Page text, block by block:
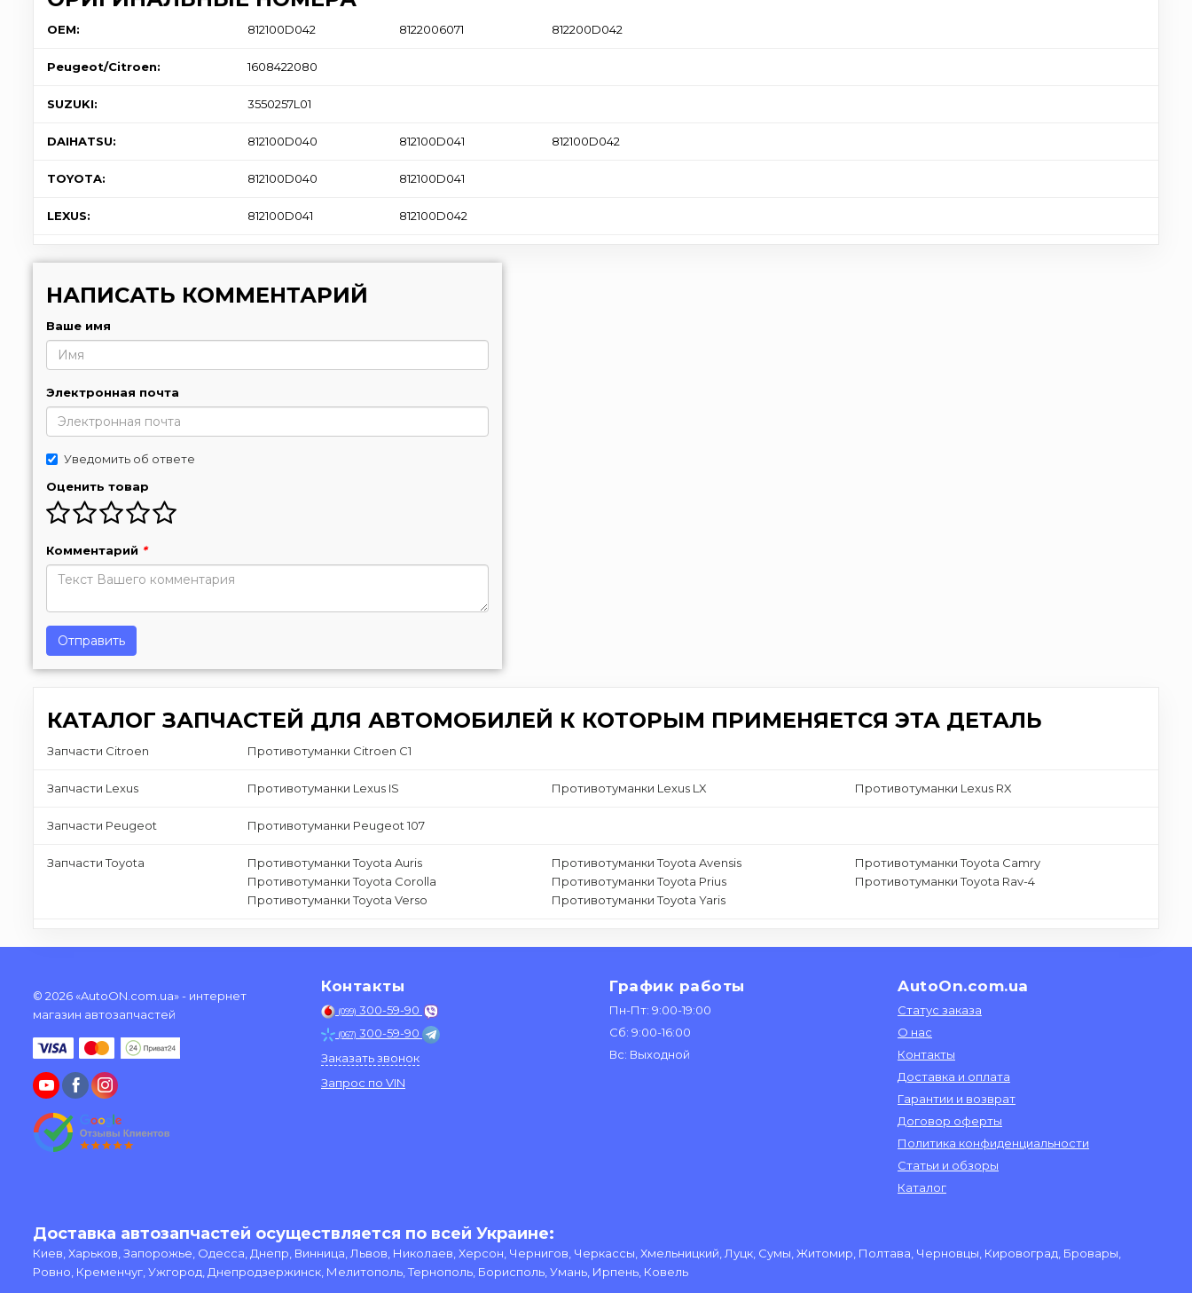
OEM: 812100D042 8122006071 812200D042
Peugeot/Citroen: 1608422080
SUZUKI: 3550257L01
DAIHATSU: 812100D040 812100D041 812100D042
TOYOTA: 812100D040 812100D041
LEXUS: 812100D041 812100D042
НАПИСАТЬ КОММЕНТАРИЙ
Ваше имя
Электронная почта
Уведомить об ответе
Оценить товар
Комментарий *
Отправить
КАТАЛОГ ЗАПЧАСТЕЙ ДЛЯ АВТОМОБИЛЕЙ К КОТОРЫМ ПРИМЕНЯЕТСЯ ЭТА ДЕТАЛЬ
Запчасти Citroen Противотуманки Citroen C1
Запчасти Lexus Противотуманки Lexus IS Противотуманки Lexus LX Противотуманки Lexus RX
Запчасти Peugeot Противотуманки Peugeot 107
Запчасти Toyota Противотуманки Toyota Auris Противотуманки Toyota Avensis
Противотуманки Toyota Camry
Противотуманки Toyota Corolla
Противотуманки Toyota Prius
Противотуманки Toyota Rav-4
Противотуманки Toyota Verso
Противотуманки Toyota Yaris
© 2026 «AutoON.com.ua» - интернет
магазин автозапчастей
Контакты
(099) 300-59-90
(067) 300-59-90
Заказать звонок
Запрос по VIN
График работы
Пн-Пт: 9:00-19:00
Сб: 9:00-16:00
Вс: Выходной
AutoOn.com.ua
Статус заказа
О нас
Контакты
Доставка и оплата
Гарантии и возврат
Договор оферты
Политика конфиденциальности
Статьи и обзоры
Каталог
Доставка автозапчастей осуществляется по всей Украине:
Киев, Харьков, Запорожье, Одесса, Днепр, Винница, Львов, Николаев, Херсон, Чернигов, Черкассы, Хмельницкий, Луцк, Сумы, Житомир, Полтава, Черновцы, Кировоград, Бровары,
Ровно, Кременчуг, Ужгород, Днепродзержинск, Мелитополь, Тернополь, Борисполь, Умань, Ирпень, Ковель